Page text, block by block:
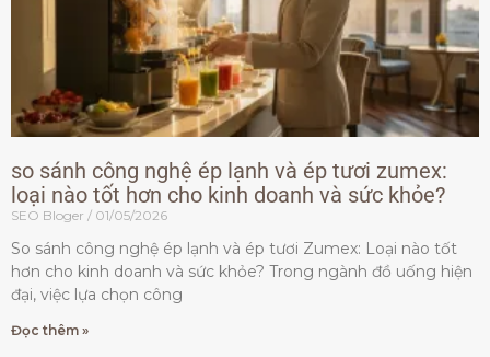
so sánh công nghệ ép lạnh và ép tươi zumex:
loại nào tốt hơn cho kinh doanh và sức khỏe?
SEO Bloger 01/05/2026
So sánh công nghệ ép lạnh và ép tươi Zumex: Loại nào tốt
hơn cho kinh doanh và sức khỏe? Trong ngành đồ uống hiện
đại, việc lựa chọn công
Đọc thêm »